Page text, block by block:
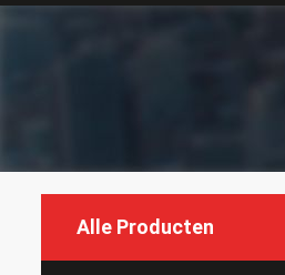
Alle Producten